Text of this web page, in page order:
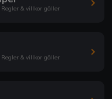
& villkor gäller
& villkor gäller